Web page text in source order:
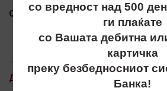
Сподели
ДОПОЛНИТЕЛНИ ИНФОРМАЦИИ
со вредност над 500
ги плаќате
со Вашата дебитна
картичка
преку безбедносниот
Банка!